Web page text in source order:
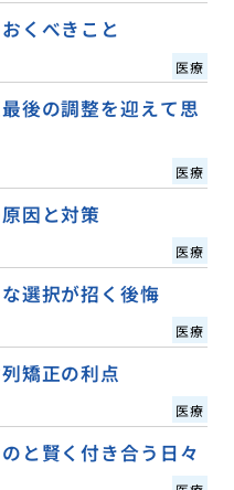
くべきこと
医療
後の調整を迎えて思
医療
因と対策
医療
選択が招く後悔
医療
矯正の利点
医療
と賢く付き合う日々